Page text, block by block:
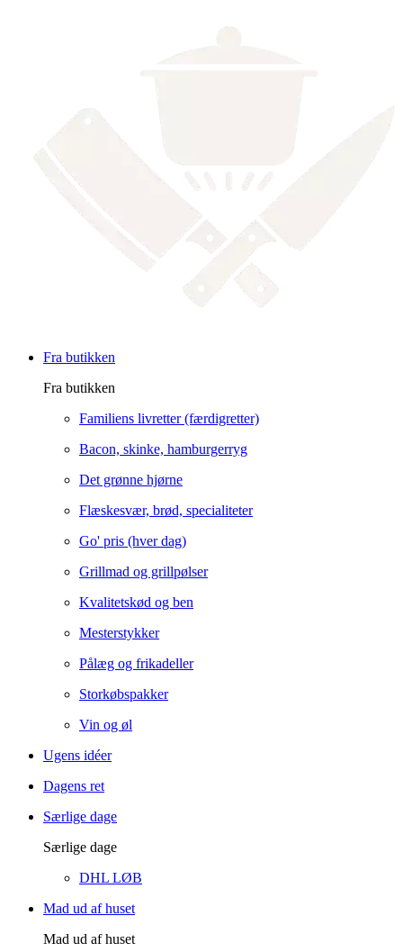
Fra butikken
Fra butikken
Familiens livretter (færdigretter)
Bacon, skinke, hamburgerryg
Det grønne hjørne
Flæskesvær, brød, specialiteter
Go' pris (hver dag)
Grillmad og grillpølser
Kvalitetskød og ben
Mesterstykker
Pålæg og frikadeller
Storkøbspakker
Vin og øl
Ugens idéer
Dagens ret
Særlige dage
Særlige dage
DHL LØB
Mad ud af huset
Mad ud af huset